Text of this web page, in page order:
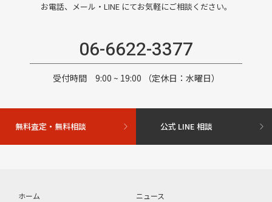
お電話、メール・LINE にてお気軽にご相談ください。
06-6622-3377
受付時間 9:00 ~ 19:00 （定休日：水曜日）
無料査定・無料相談 公式 LINE 相談
ホーム ニュース